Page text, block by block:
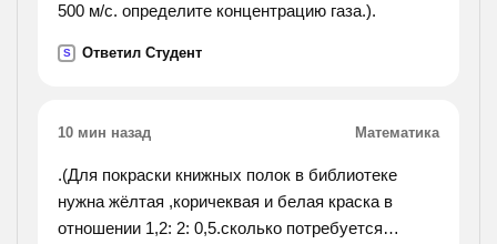
500 м/с. определите концентрацию газа.).
S Ответил Студент
10 мин назад Математика
.(Для покраски книжных полок в библиотеке
нужна жёлтая ,коричеквая и белая краска в
отношении 1,2: 2: 0,5.сколько потребуется